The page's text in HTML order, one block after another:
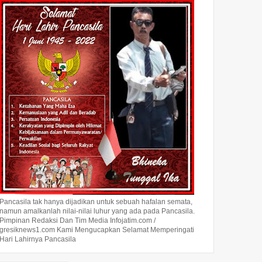
Pancasila tak hanya dijadikan untuk sebuah hafalan semata,
namun amalkanlah nilai-nilai luhur yang ada pada Pancasila.
Pimpinan Redaksi Dan Tim Media Infojatim.com /
gresiknews1.com Kami Mengucapkan Selamat Memperingati
Hari Lahirnya Pancasila